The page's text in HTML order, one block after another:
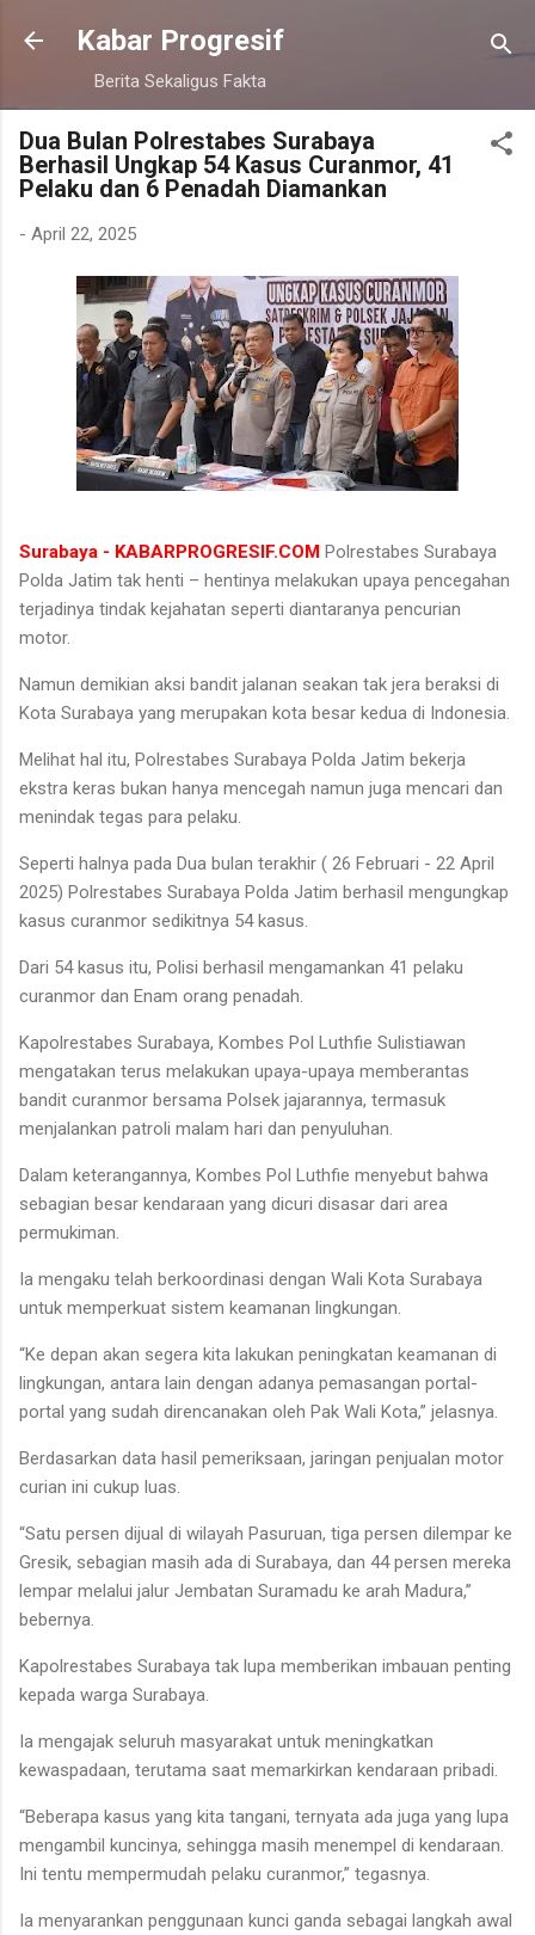
Langsung ke konten utama
Kabar Progresif
Berita Sekaligus Fakta
Dua Bulan Polrestabes Surabaya
Berhasil Ungkap 54 Kasus Curanmor, 41
Pelaku dan 6 Penadah Diamankan
- April 22, 2025
Surabaya - KABARPROGRESIF.COM Polrestabes Surabaya
Polda Jatim tak henti – hentinya melakukan upaya pencegahan
terjadinya tindak kejahatan seperti diantaranya pencurian
motor.
Namun demikian aksi bandit jalanan seakan tak jera beraksi di
Kota Surabaya yang merupakan kota besar kedua di Indonesia.
Melihat hal itu, Polrestabes Surabaya Polda Jatim bekerja
ekstra keras bukan hanya mencegah namun juga mencari dan
menindak tegas para pelaku.
Seperti halnya pada Dua bulan terakhir ( 26 Februari - 22 April
2025) Polrestabes Surabaya Polda Jatim berhasil mengungkap
kasus curanmor sedikitnya 54 kasus.
Dari 54 kasus itu, Polisi berhasil mengamankan 41 pelaku
curanmor dan Enam orang penadah.
Kapolrestabes Surabaya, Kombes Pol Luthfie Sulistiawan
mengatakan terus melakukan upaya-upaya memberantas
bandit curanmor bersama Polsek jajarannya, termasuk
menjalankan patroli malam hari dan penyuluhan.
Dalam keterangannya, Kombes Pol Luthfie menyebut bahwa
sebagian besar kendaraan yang dicuri disasar dari area
permukiman.
Ia mengaku telah berkoordinasi dengan Wali Kota Surabaya
untuk memperkuat sistem keamanan lingkungan.
“Ke depan akan segera kita lakukan peningkatan keamanan di
lingkungan, antara lain dengan adanya pemasangan portal-
portal yang sudah direncanakan oleh Pak Wali Kota,” jelasnya.
Berdasarkan data hasil pemeriksaan, jaringan penjualan motor
curian ini cukup luas.
“Satu persen dijual di wilayah Pasuruan, tiga persen dilempar ke
Gresik, sebagian masih ada di Surabaya, dan 44 persen mereka
lempar melalui jalur Jembatan Suramadu ke arah Madura,”
bebernya.
Kapolrestabes Surabaya tak lupa memberikan imbauan penting
kepada warga Surabaya.
Ia mengajak seluruh masyarakat untuk meningkatkan
kewaspadaan, terutama saat memarkirkan kendaraan pribadi.
“Beberapa kasus yang kita tangani, ternyata ada juga yang lupa
mengambil kuncinya, sehingga masih menempel di kendaraan.
Ini tentu mempermudah pelaku curanmor,” tegasnya.
Ia menyarankan penggunaan kunci ganda sebagai langkah awal